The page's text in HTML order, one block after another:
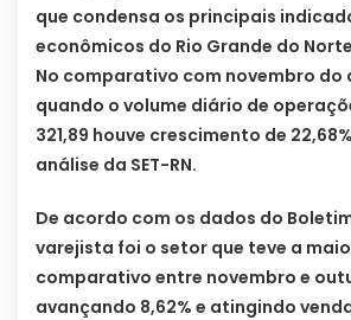
que condensa os principais
econômicos do Rio Grande do
No comparativo com novembro do
quando o volume diário de
321,89 houve crescimento de
análise da SET-RN.
De acordo com os dados do
varejista foi o setor que teve a
comparativo entre novembro e
avançando 8,62% e atingindo